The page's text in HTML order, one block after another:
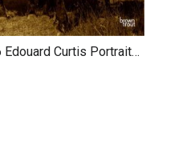
Edouard Curtis Portraits